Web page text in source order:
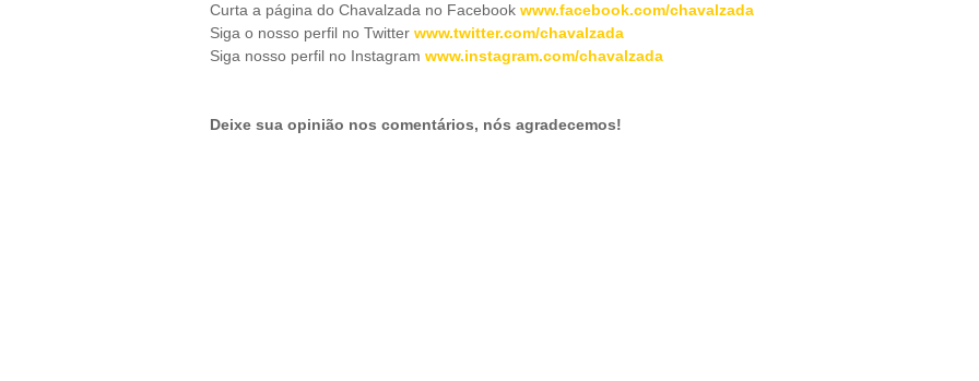
Curta a página do Chavalzada no Facebook www.facebook.com/chavalzada
Siga o nosso perfil no Twitter www.twitter.com/chavalzada
Siga nosso perfil no Instagram www.instagram.com/chavalzada
Deixe sua opinião nos comentários, nós agradecemos!